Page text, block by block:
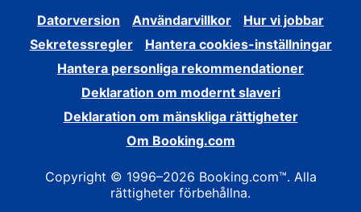
Datorversion Användarvillkor
Hur vi jobbar
Sekretessregler
Hantera cookies-inställningar
Hantera personliga rekommendationer
Deklaration om modernt slaveri
Deklaration om mänskliga rättigheter
Om Booking.com
Copyright © 1996–2026 Booking.com™. Alla
rättigheter förbehållna.